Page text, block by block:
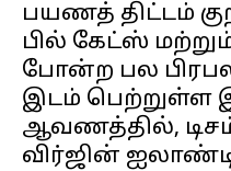
பயணத் திட்டம்
பில் கேட்ஸ்
போன்ற பல
இடம் பெற்றுள்ள
ஆவணத்தில்,
விர்ஜின்